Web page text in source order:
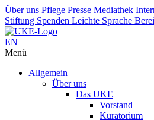
Über uns Pflege Presse Mediathek
Stiftung Spenden Leichte Sprache
EN
Menü
Allgemein
Über uns
Das UKE
Vorstand
Kuratorium